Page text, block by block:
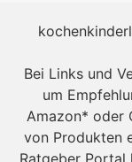
Kinder
Ein Fest für
von Kinder
Bei Links und
um
Amazon* oder
von Produkten
Ratgeber